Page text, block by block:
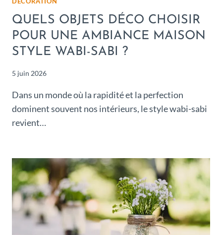
QUELS OBJETS DÉCO CHOISIR
POUR UNE AMBIANCE MAISON
STYLE WABI-SABI ?
5 juin 2026
Dans un monde où la rapidité et la perfection
dominent souvent nos intérieurs, le style wabi-sabi
revient…